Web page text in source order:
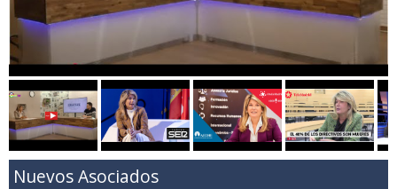
Nuevos Asociados